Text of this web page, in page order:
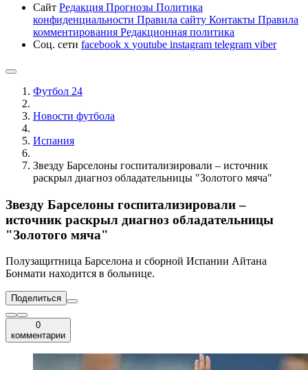
Сайт Редакция Прогнозы Политика
конфиденциальности Правила сайту Контакты Правила
комментирования Редакционная политика
Соц. сети facebook x youtube instagram telegram viber
Футбол 24
Новости футбола
Испания
Звезду Барселоны госпитализировали – источник
раскрыл диагноз обладательницы "Золотого мяча"
Звезду Барселоны госпитализировали –
источник раскрыл диагноз обладательницы
"Золотого мяча"
Полузащитница Барселона и сборной Испании Айтана
Бонмати находится в больнице.
Поделиться
0
комментарии